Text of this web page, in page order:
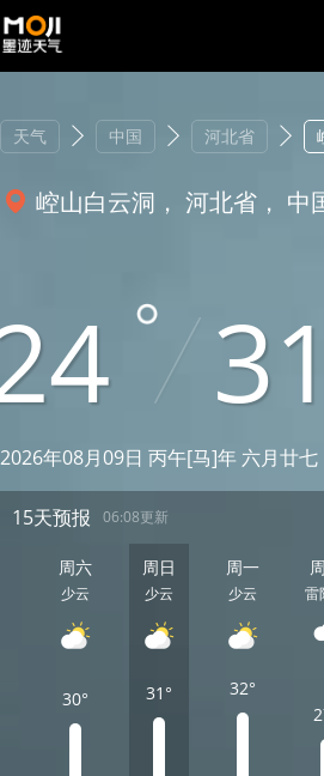
天气 中国 河北省
崆山白云洞， 河北省， 中
31
2026年08月09日 丙午[马]年 六月廿七
15天预报 06:08更新
周六
少云
30°
周日
少云
31°
周一
少云
32°
雷